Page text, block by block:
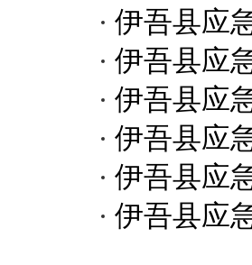
伊吾县应
伊吾县应
伊吾县应
伊吾县应
伊吾县应
伊吾县应